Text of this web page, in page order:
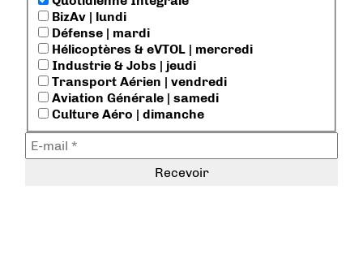
BizAv | lundi
Défense | mardi
Hélicoptères & eVTOL | mercredi
Industrie & Jobs | jeudi
Transport Aérien | vendredi
Aviation Générale | samedi
Culture Aéro | dimanche